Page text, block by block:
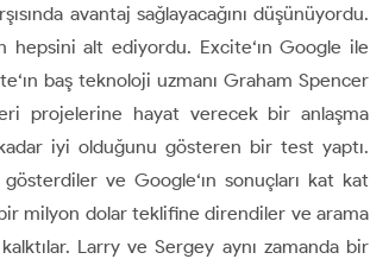
avantaj sağlayacağını düşünüyordu.
hepsini alt ediyordu. Excite‘ın Google ile
baş teknoloji uzmanı Graham Spencer
projelerine hayat verecek bir anlaşma
iyi olduğunu gösteren bir test yaptı.
gösterdiler ve Google‘ın sonuçları kat kat
milyon dolar teklifine direndiler ve arama
Larry ve Sergey aynı zamanda bir